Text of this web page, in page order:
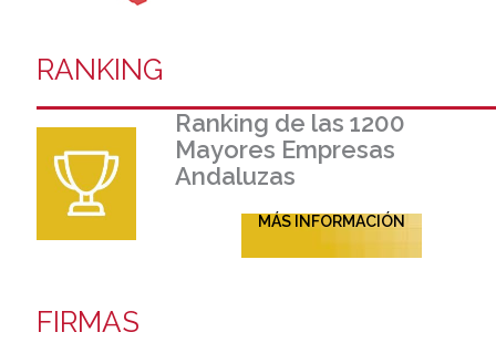
RANKING
Ranking de las 1200
Mayores Empresas
Andaluzas
MÁS INFORMACIÓN
FIRMAS